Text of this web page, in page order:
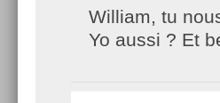
William, tu
Yo aussi ? Et